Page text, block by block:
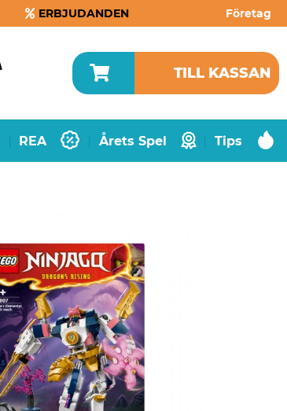
ERBJUDANDEN Företag
TILL KASSAN
REA Årets Spel Tips